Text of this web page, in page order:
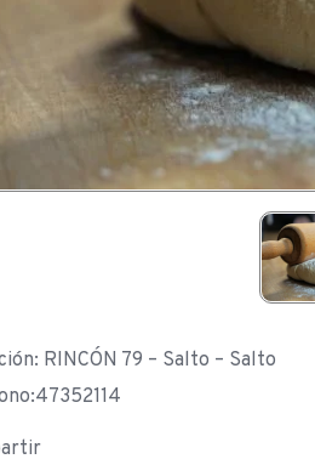
RINCÓN 79 – Salto – Salto